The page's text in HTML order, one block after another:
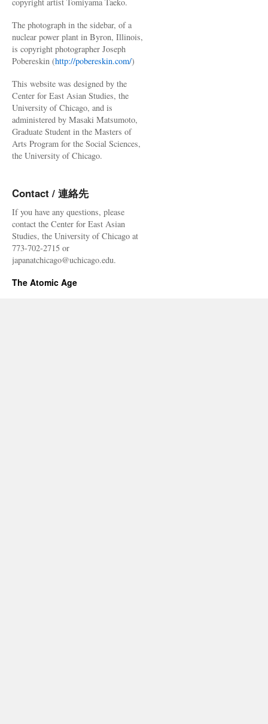
The photograph in the sidebar, of a
nuclear power plant in Byron, Illinois,
is copyright photographer Joseph
Pobereskin (http://pobereskin.com/)
This website was designed by the
Center for East Asian Studies, the
University of Chicago, and is
administered by Masaki Matsumoto,
Graduate Student in the Masters of
Arts Program for the Social Sciences,
the University of Chicago.
Contact / 連絡先
If you have any questions, please
contact the Center for East Asian
Studies, the University of Chicago at
773-702-2715 or
japanatchicago@uchicago.edu.
The Atomic Age